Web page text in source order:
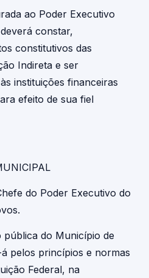
ao Poder Executivo
constar,
constitutivos das
Indireta e ser
instituições financeiras
efeito de sua fiel
do Poder Executivo do
pública do Município de
pelos princípios e normas
Federal, na